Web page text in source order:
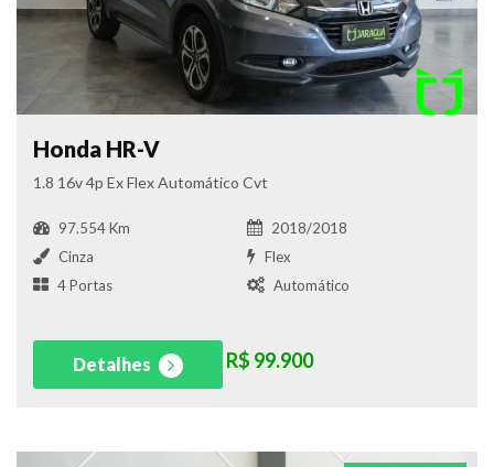
Honda HR-V
1.8 16v 4p Ex Flex Automático Cvt
97.554 Km
2018/2018
Cinza
Flex
4 Portas
Automático
Detalhes R$ 99.900